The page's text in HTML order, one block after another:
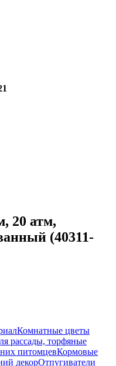
20 атм,
(40311-
Комнатные цветы
рассады, торфяные
питомцевКормовые
декорОтпугиватели